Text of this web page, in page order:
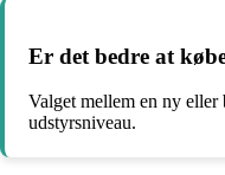
Er det bedre at
Valget mellem en ny
udstyrsniveau.